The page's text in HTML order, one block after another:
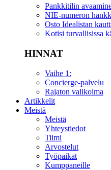
Pankkitilin
NIE-numeron
Osto Idealistan
Kotisi turvallisissa
HINNAT
Vaihe 1:
Concierge-palvelu
Rajaton valikoima
Artikkelit
Meistä
Meistä
Yhteystiedot
Tiimi
Arvostelut
Työpaikat
Kumppaneille